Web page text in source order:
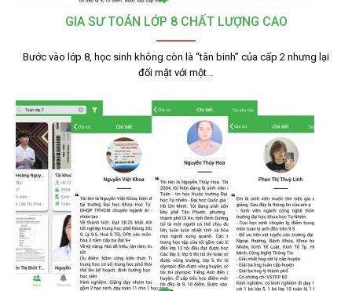
GIA SƯ TOÁN LỚP 8 CHẤT LƯỢNG CAO
Bước vào lớp 8, học sinh không còn là “tân binh” của cấp 2 nhưng lại
đối mặt với một…